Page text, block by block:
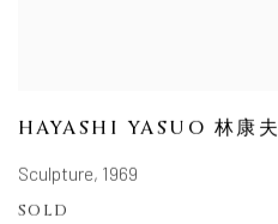
HAYASHI YASUO 林康夫
Sculpture, 1969
SOLD